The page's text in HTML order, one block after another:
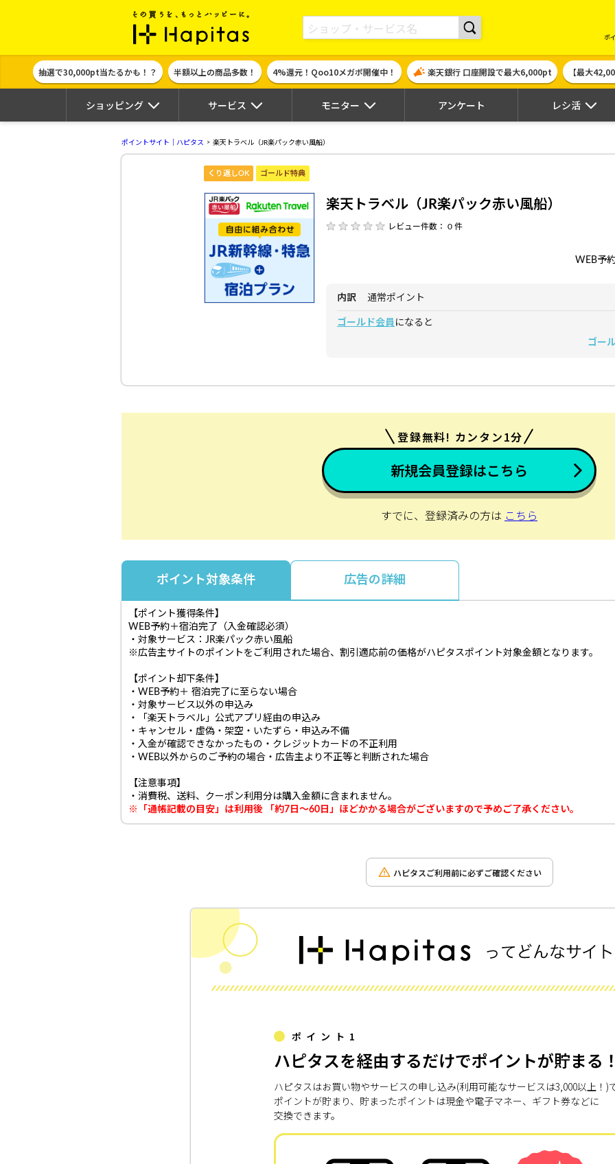
ポイント貯めて現金やギフト券に交換できるポイントサイト | ハピタス
ポ
抽選で30,000pt当たるかも！？ 半額以上の商品多数！ 4%還元！Qoo10メガポ開催中！ 楽天銀行 口座開設で最大6,000pt 【最大
ショッピング サービス モニター アンケート レシ活
ポイントサイト｜ハピタス 楽天トラベル（JR楽パック赤い風船）
くり返しOK ゴールド特典
楽天トラベル（JR楽パック赤い風船）
レビュー件数： 0 件
WEB予
内訳 通常ポイント
ゴールド会員 になると
ゴー
登録無料! カンタン1分
新規会員登録はこちら
すでに、登録済みの方は こちら
ポイント対象条件 広告の詳細
【ポイント獲得条件】
WEB予約＋宿泊完了（入金確認必須）
・対象サービス：JR楽パック赤い風船
※広告主サイトのポイントをご利用された場合、割引適応前の価格がハピタスポイント対象金額となります。
【ポイント却下条件】
・WEB予約＋ 宿泊完了に至らない場合
・対象サービス以外の申込み
・「楽天トラベル」公式アプリ経由の申込み
・キャンセル・虚偽・架空・いたずら・申込み不備
・入金が確認できなかったもの・クレジットカードの不正利用
・WEB以外からのご予約の場合・広告主より不正等と判断された場合
【注意事項】
・消費税、送料、クーポン利用分は購入金額に含まれません。
※「通帳記載の目安」は利用後 「約7日～60日」ほどかかる場合がございますので予めご了承ください。
ハピタスご利用前に必ずご確認ください
ポイント1
ハピタスを経由するだけでポイントが貯まる
ハピタスはお買い物やサービスの申し込み(利用可能なサービスは3,000以上！)
ポイントが貯まり、貯まったポイントは現金や電子マネー、ギフト券などに
交換できます。